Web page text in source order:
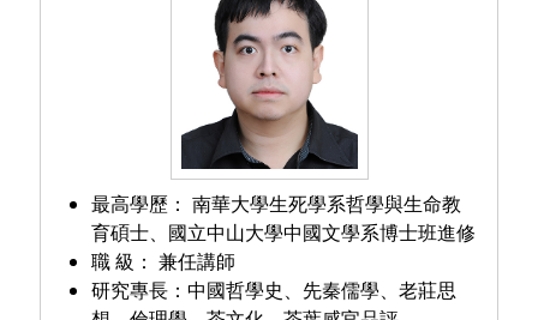
最高學歷： 南華大學生死學系哲學與生命教
育碩士、國立中山大學中國文學系博士班進修
職 級： 兼任講師
研究專長： 中國哲學史、先秦儒學、老莊思